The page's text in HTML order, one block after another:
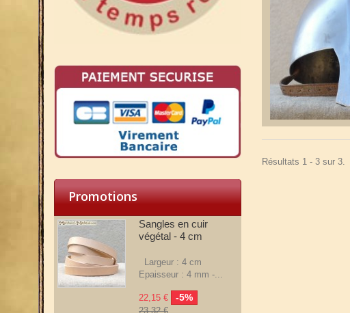
Promotions
Sangles en cuir
végétal - 4 cm
Largeur : 4 cm
Epaisseur : 4 mm -...
22,15 € -5%
23,32 €
Résultats 1 - 3 sur 3.